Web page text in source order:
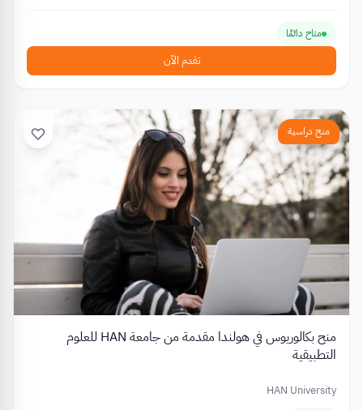
متاح دائمًا
تقدم الآن
منح دراسية
منح بكالوريوس في هولندا مقدمة من جامعة HAN للعلوم
التطبيقية
HAN University